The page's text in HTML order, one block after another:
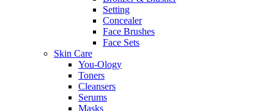
Setting
Concealer
Face Brushes
Face Sets
Skin Care
You-Ology
Toners
Cleansers
Serums
Masks